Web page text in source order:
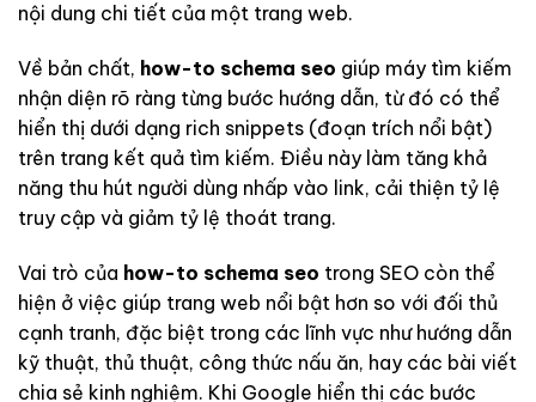
nội dung chi tiết của một trang web.
Về bản chất, how-to schema seo giúp máy tìm kiếm
nhận diện rõ ràng từng bước hướng dẫn, từ đó có thể
hiển thị dưới dạng rich snippets (đoạn trích nổi bật)
trên trang kết quả tìm kiếm. Điều này làm tăng khả
năng thu hút người dùng nhấp vào link, cải thiện tỷ lệ
truy cập và giảm tỷ lệ thoát trang.
Vai trò của how-to schema seo trong SEO còn thể
hiện ở việc giúp trang web nổi bật hơn so với đối thủ
cạnh tranh, đặc biệt trong các lĩnh vực như hướng dẫn
kỹ thuật, thủ thuật, công thức nấu ăn, hay các bài viết
chia sẻ kinh nghiệm. Khi Google hiển thị các bước